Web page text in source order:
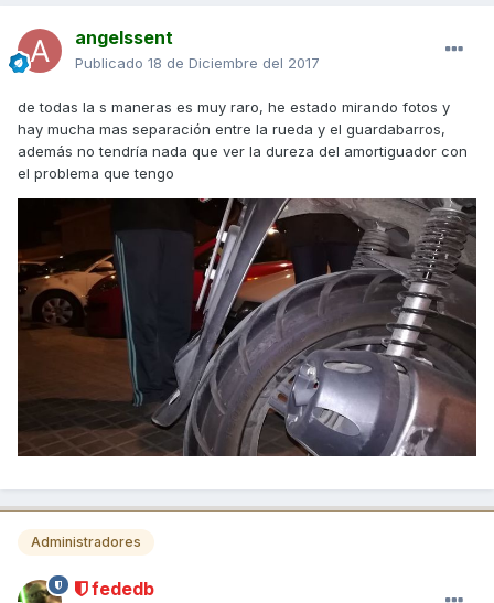
angelssent
Publicado 18 de Diciembre del 2017
de todas la s maneras es muy raro, he estado mirando fotos y
hay mucha mas separación entre la rueda y el guardabarros,
además no tendría nada que ver la dureza del amortiguador con
el problema que tengo
Administradores
fededb